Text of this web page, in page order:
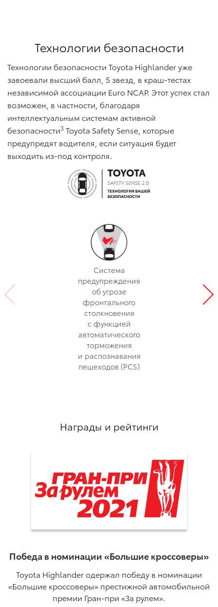
Технологии безопасности
Технологии безопасности Toyota Highlander уже
завоевали высший балл, 5 звезд, в краш-тестах
независимой ассоциации Euro NCAP. Этот успех стал
возможен, в частности, благодаря
интеллектуальным системам активной
безопасности3 Toyota Safety Sense, которые
предупредят водителя, если ситуация будет
выходить из-под контроля.
Система
предупреждения
об угрозе
фронтального
столкновения
с функцией
автоматического
торможения
и распознавания
пешеходов (PCS)
Награды и рейтинги
Победа в номинации «Большие кроссоверы»
Toyota Highlander одержал победу в номинации
«Большие кроссоверы» престижной автомобильной
премии Гран-при «За рулем».